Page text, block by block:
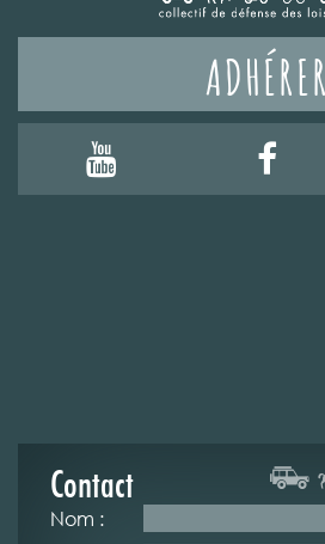
ADHÉRER
Contact
Nom :